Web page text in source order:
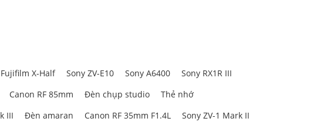
Fujifilm X-Half Sony ZV-E10 Sony A6400
Sony RX1R III
Canon RF 85mm Đèn chụp studio
Thẻ nhớ
III Đèn amaran Canon RF 35mm F1.4L Sony ZV-1 Mark II